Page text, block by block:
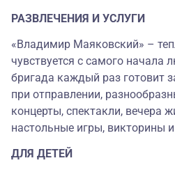
РАЗВЛЕЧЕНИЯ И УСЛУГИ
«Владимир Маяковский» –
чувствуется с самого начала
бригада каждый раз готовит
при отправлении,
концерты, спектакли, вечера
настольные игры, викторины
ДЛЯ ДЕТЕЙ